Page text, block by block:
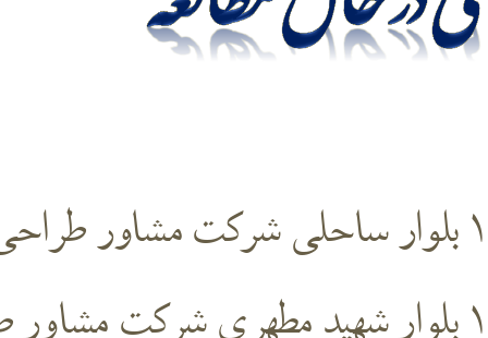
بلوار ساحلی شرکت مشاور
بلوار شهید مطهری شرکت مشاور